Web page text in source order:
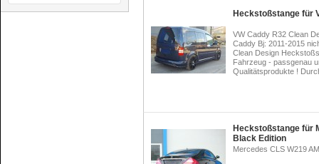
Heckstoßstange für
VW Caddy R32 Clean
Caddy Bj: 2011-2015
Clean Design
Fahrzeug - passgenau
Qualitätsprodukte !
Heckstoßstange für
Black Edition
Mercedes CLS W219